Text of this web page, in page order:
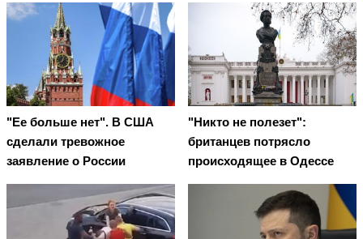
"Ее больше нет". В США
сделали тревожное
заявление о России
"Никто не полезет":
британцев потрясло
происходящее в Одессе